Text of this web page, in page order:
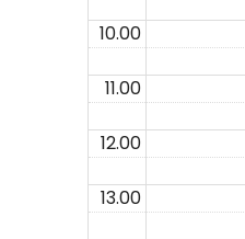
10.00
11.00
12.00
13.00